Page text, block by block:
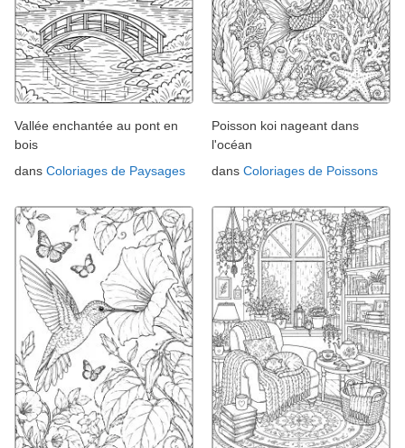
Vallée enchantée au pont en
bois
dans Coloriages de Paysages
Poisson koi nageant dans
l'océan
dans Coloriages de Poissons